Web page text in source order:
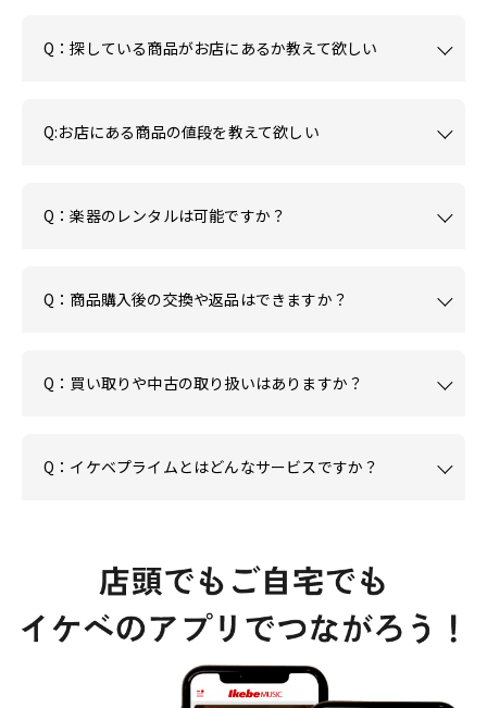
Q：探している商品がお店にあるか教えて欲しい
Q:お店にある商品の値段を教えて欲しい
Q：楽器のレンタルは可能ですか？
Q：商品購入後の交換や返品はできますか？
Q：買い取りや中古の取り扱いはありますか？
Q：イケベプライムとはどんなサービスですか？